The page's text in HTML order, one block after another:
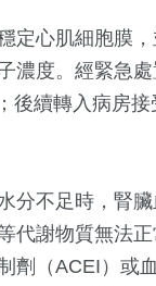
定心肌細胞膜
濃度。經緊急
後續轉入病房接
分不足時，腎
代謝物質無法
劑（ACEI）或
運動